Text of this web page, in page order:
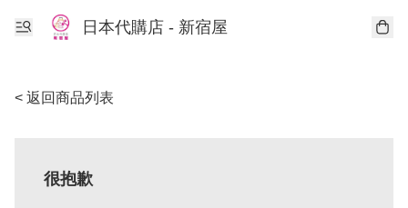
日本代購店 - 新宿屋
< 返回商品列表
很抱歉